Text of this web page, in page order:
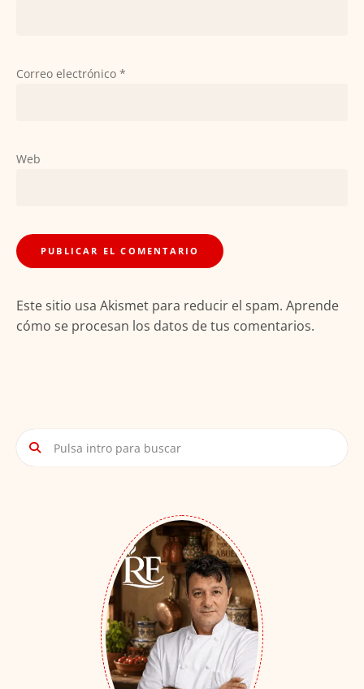
Correo electrónico *
Web
Este sitio usa Akismet para reducir el spam. Aprende
cómo se procesan los datos de tus comentarios.